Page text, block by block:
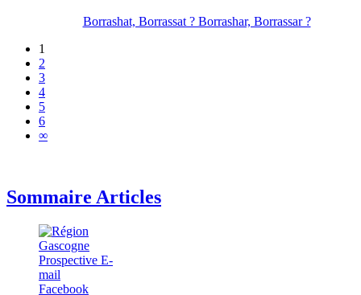
Borrashat, Borrassat ? Borrashar, Borrassar ?
1
2
3
4
5
6
∞
Sommaire Articles